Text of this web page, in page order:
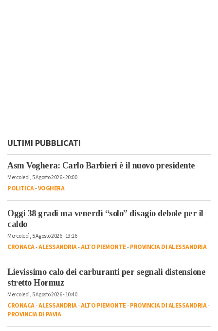
ULTIMI PUBBLICATI
Asm Voghera: Carlo Barbieri è il nuovo presidente
Mercoledì, 5 Agosto 2026 - 20:00
POLITICA-VOGHERA
Oggi 38 gradi ma venerdì “solo” disagio debole per il
caldo
Mercoledì, 5 Agosto 2026 - 13:16
CRONACA-ALESSANDRIA-ALTO PIEMONTE-PROVINCIA DI ALESSANDRIA
Lievissimo calo dei carburanti per segnali distensione
stretto Hormuz
Mercoledì, 5 Agosto 2026 - 10:40
CRONACA-ALESSANDRIA-ALTO PIEMONTE-PROVINCIA DI ALESSANDRIA-
PROVINCIA DI PAVIA